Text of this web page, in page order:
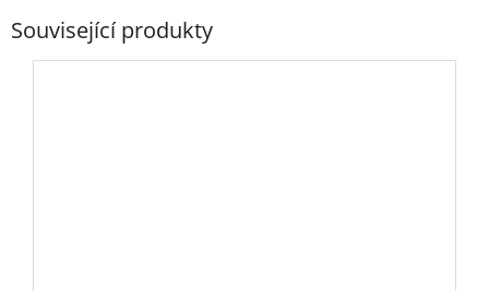
Související produkty